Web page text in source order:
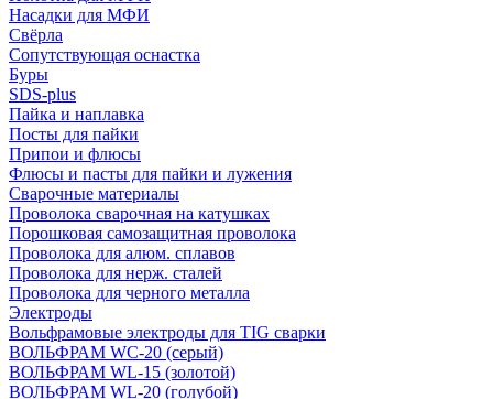
Насадки для МФИ
Свёрла
Сопутствующая оснастка
Буры
SDS-plus
Пайка и наплавка
Посты для пайки
Припои и флюсы
Флюсы и пасты для пайки и лужения
Сварочные материалы
Проволока сварочная на катушках
Порошковая самозащитная проволока
Проволока для алюм. сплавов
Проволока для нерж. сталей
Проволока для черного металла
Электроды
Вольфрамовые электроды для TIG сварки
ВОЛЬФРАМ WC-20 (серый)
ВОЛЬФРАМ WL-15 (золотой)
ВОЛЬФРАМ WL-20 (голубой)